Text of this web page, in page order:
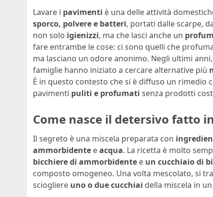
Lavare i pavimenti è una delle attività
sporco, polvere e batteri, portati dalle scarpe,
non solo igienizzi, ma che lasci anche un
fare entrambe le cose: ci sono quelli che
ma lasciano un odore anonimo. Negli ultimi
famiglie hanno iniziato a cercare alternative più
È in questo contesto che si è diffuso un rimedio
pavimenti puliti e profumati senza prodotti
Come nasce il detersivo fatto
Il segreto è una miscela preparata con
ammorbidente eacqua. La ricetta è molto
bicchiere di ammorbidente e un cucchiaio di
composto omogeneo. Una volta mescolato, si
sciogliere uno o due cucchiai della miscela in